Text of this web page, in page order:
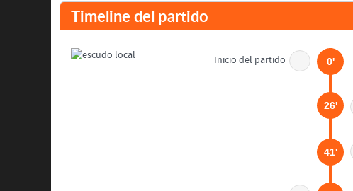
Timeline del partido
Inicio del partido 0'
26'
41'